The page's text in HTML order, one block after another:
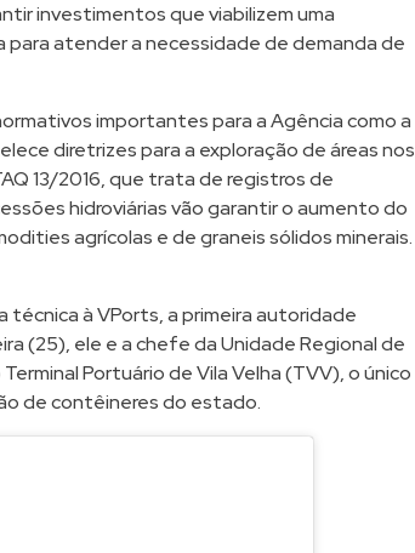
investimentos que viabilizem uma
atender a necessidade de demanda de
importantes para a Agência como a
diretrizes para a exploração de áreas nos
13/2016, que trata de registros de
hidroviárias vão garantir o aumento do
agrícolas e de graneis sólidos minerais.
à VPorts, a primeira autoridade
(25), ele e a chefe da Unidade Regional de
Portuário de Vila Velha (TVV), o único
de contêineres do estado.